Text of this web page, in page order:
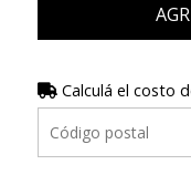
Calculá el costo